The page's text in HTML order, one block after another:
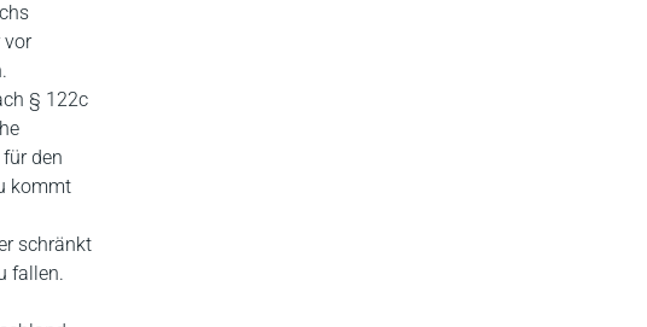
vor
§ 122c
den
kommt
schränkt
fallen.